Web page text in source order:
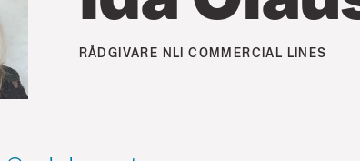
RÅDGIVARE NLI COMMERCIAL LINES